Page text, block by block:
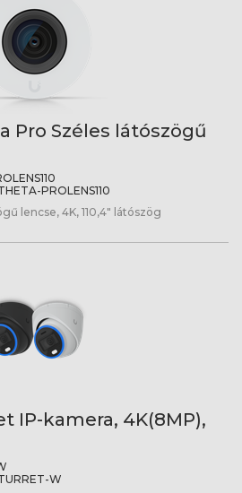
Pro Széles látószögű
PROLENS110
lencse, 4K, 110,4" látószög
IP-kamera, 4K(8MP),
W